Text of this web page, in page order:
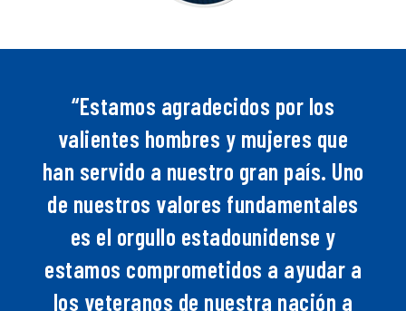
“Estamos agradecidos por los
valientes hombres y mujeres que
han servido a nuestro gran país. Uno
de nuestros valores fundamentales
es el orgullo estadounidense y
estamos comprometidos a ayudar a
los veteranos de nuestra nación a